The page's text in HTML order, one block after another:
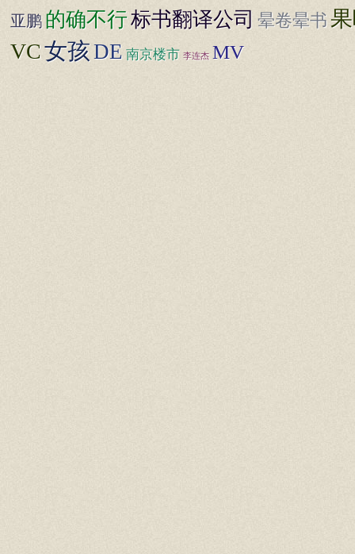
亚鹏 的确不行标书翻译公司 晕卷晕书
VC女孩DE 南京楼市 李连杰 MV